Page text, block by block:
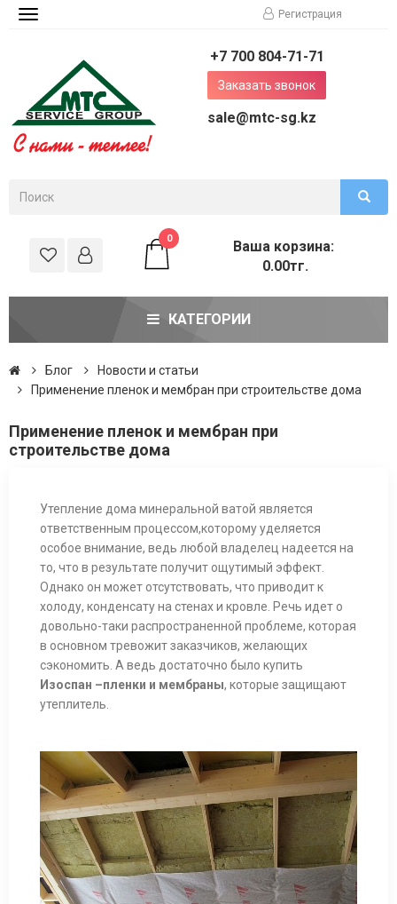
Toggle
Регистрация
+7 700 804-71-71
Заказать звонок
sale@mtc-sg.kz
0
Ваша корзина:
0.00тг.
КАТЕГОРИИ
Блог
Новости и статьи
Применение пленок и мембран при строительстве дома
Применение пленок и мембран при
строительстве дома
Утепление дома минеральной ватой является
ответственным процессом,которому уделяется
особое внимание, ведь любой владелец надеется на
то, что в результате получит ощутимый эффект.
Однако он может отсутствовать, что приводит к
холоду, конденсату на стенах и кровле. Речь идет о
довольно-таки распространенной проблеме, которая
в основном тревожит заказчиков, желающих
сэкономить. А ведь достаточно было купить
Изоспан –пленки и мембраны, которые защищают
утеплитель.